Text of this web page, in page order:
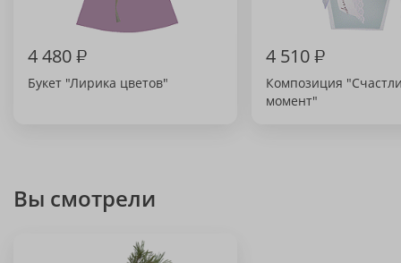
4 480₽
Букет "Лирика цветов"
4 510₽
Композиция
момент"
Вы смотрели